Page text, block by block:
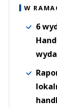
W
6